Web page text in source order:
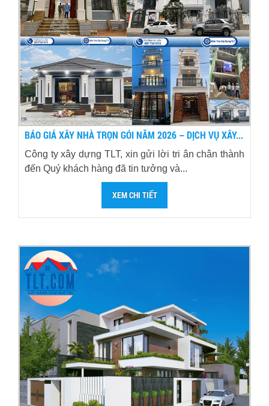
BÁO GIÁ XÂY NHÀ TRỌN GÓI NĂM 2026 – DỊCH VỤ XÂY...
Công ty xây dựng TLT, xin gửi lời tri ân chân thành
đến Quý khách hàng đã tin tưởng và...
XEM CHI TIẾT